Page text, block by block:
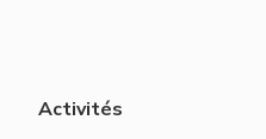
Activités